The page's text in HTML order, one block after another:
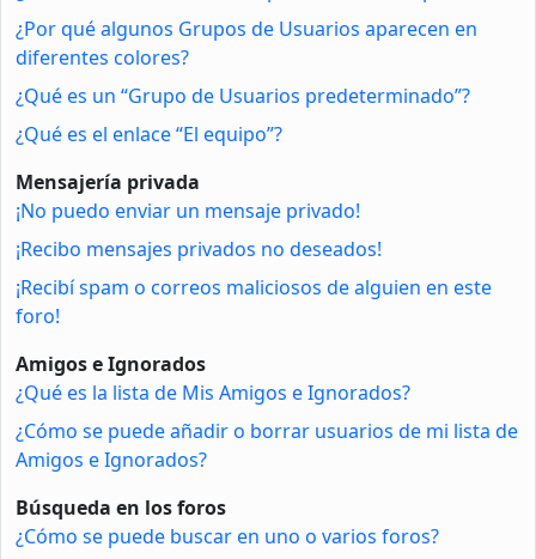
¿Por qué algunos Grupos de Usuarios aparecen en
diferentes colores?
¿Qué es un “Grupo de Usuarios predeterminado”?
¿Qué es el enlace “El equipo”?
Mensajería privada
¡No puedo enviar un mensaje privado!
¡Recibo mensajes privados no deseados!
¡Recibí spam o correos maliciosos de alguien en este
foro!
Amigos e Ignorados
¿Qué es la lista de Mis Amigos e Ignorados?
¿Cómo se puede añadir o borrar usuarios de mi lista de
Amigos e Ignorados?
Búsqueda en los foros
¿Cómo se puede buscar en uno o varios foros?